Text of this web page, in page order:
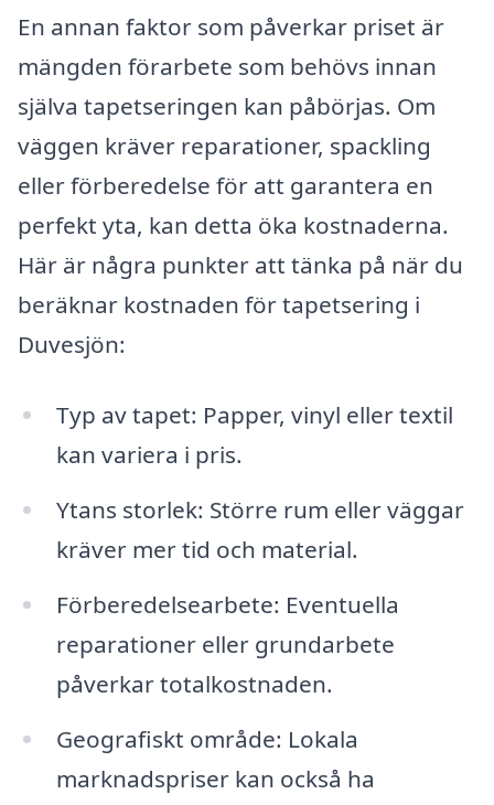
En annan faktor som påverkar priset är
mängden förarbete som behövs innan
själva tapetseringen kan påbörjas. Om
väggen kräver reparationer, spackling
eller förberedelse för att garantera en
perfekt yta, kan detta öka kostnaderna.
Här är några punkter att tänka på när du
beräknar kostnaden för tapetsering i
Duvesjön:
Typ av tapet: Papper, vinyl eller textil
kan variera i pris.
Ytans storlek: Större rum eller väggar
kräver mer tid och material.
Förberedelsearbete: Eventuella
reparationer eller grundarbete
påverkar totalkostnaden.
Geografiskt område: Lokala
marknadspriser kan också ha